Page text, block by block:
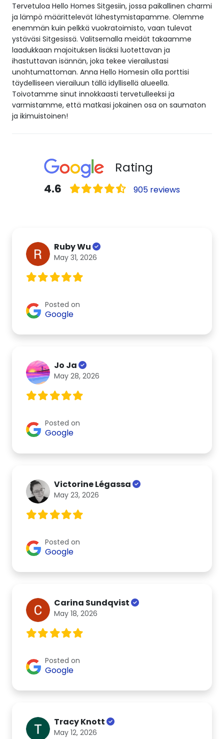
Tervetuloa Hello Homes Sitgesiin, jossa paikallinen charmi
ja lämpö määrittelevät lähestymistapamme. Olemme
enemmän kuin pelkkä vuokratoimisto, vaan tulevat
ystäväsi Sitgesissä. Valitsemalla meidät takaamme
laadukkaan majoituksen lisäksi luotettavan ja
ihastuttavan isännän, joka tekee vierailustasi
unohtumattoman. Anna Hello Homesin olla porttisi
täydelliseen vierailuun tällä idyllisellä alueella.
Toivotamme sinut innokkaasti tervetulleeksi ja
varmistamme, että matkasi jokainen osa on saumaton
ja ikimuistoinen!
Rating
4.6 905 reviews
Ruby Wu
May 31, 2026
Posted on
Google
Jo Ja
May 28, 2026
Posted on
Google
Victorine Légassa
May 23, 2026
Posted on
Google
Carina Sundqvist
May 18, 2026
Posted on
Google
Tracy Knott
May 12, 2026